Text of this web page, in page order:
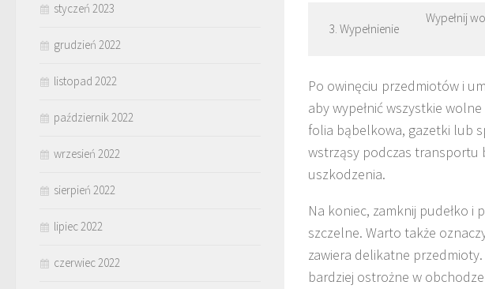
3. Wypełnienie
Wypełnij
Po owinęciu przedmiotów i
aby wypełnić wszystkie
folia bąbelkowa, gazetki lub
wstrząsy podczas transportu
uszkodzenia.
Na koniec, zamknij pudełko i
szczelne. Warto także
zawiera delikatne
bardziej ostrożne w
styczeń 2023
grudzień 2022
listopad 2022
październik 2022
wrzesień 2022
sierpień 2022
lipiec 2022
czerwiec 2022